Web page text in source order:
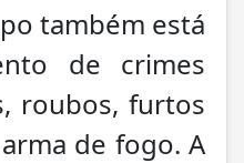
também está
de crimes
roubos, furtos
de fogo. A